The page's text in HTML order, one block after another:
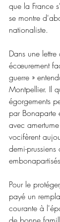
que la France
se montre
nationaliste.
Dans une
écœurement
guerre »
Montpellier. Il
égorgements
par Bonaparte
avec
vocifèrent
demi-
Pour le
payé un
courante à